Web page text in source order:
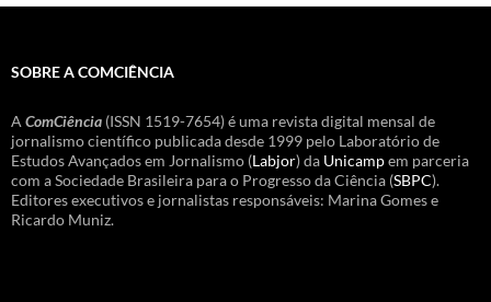
SOBRE A COMCIÊNCIA
A ComCiência (ISSN 1519-7654) é uma revista digital mensal de
jornalismo científico publicada desde 1999 pelo Laboratório de
Estudos Avançados em Jornalismo (Labjor) da Unicampem parceria
com a Sociedade Brasileira para o Progresso da Ciência (SBPC).
Editores executivos e jornalistas responsáveis: Marina Gomes e
Ricardo Muniz.